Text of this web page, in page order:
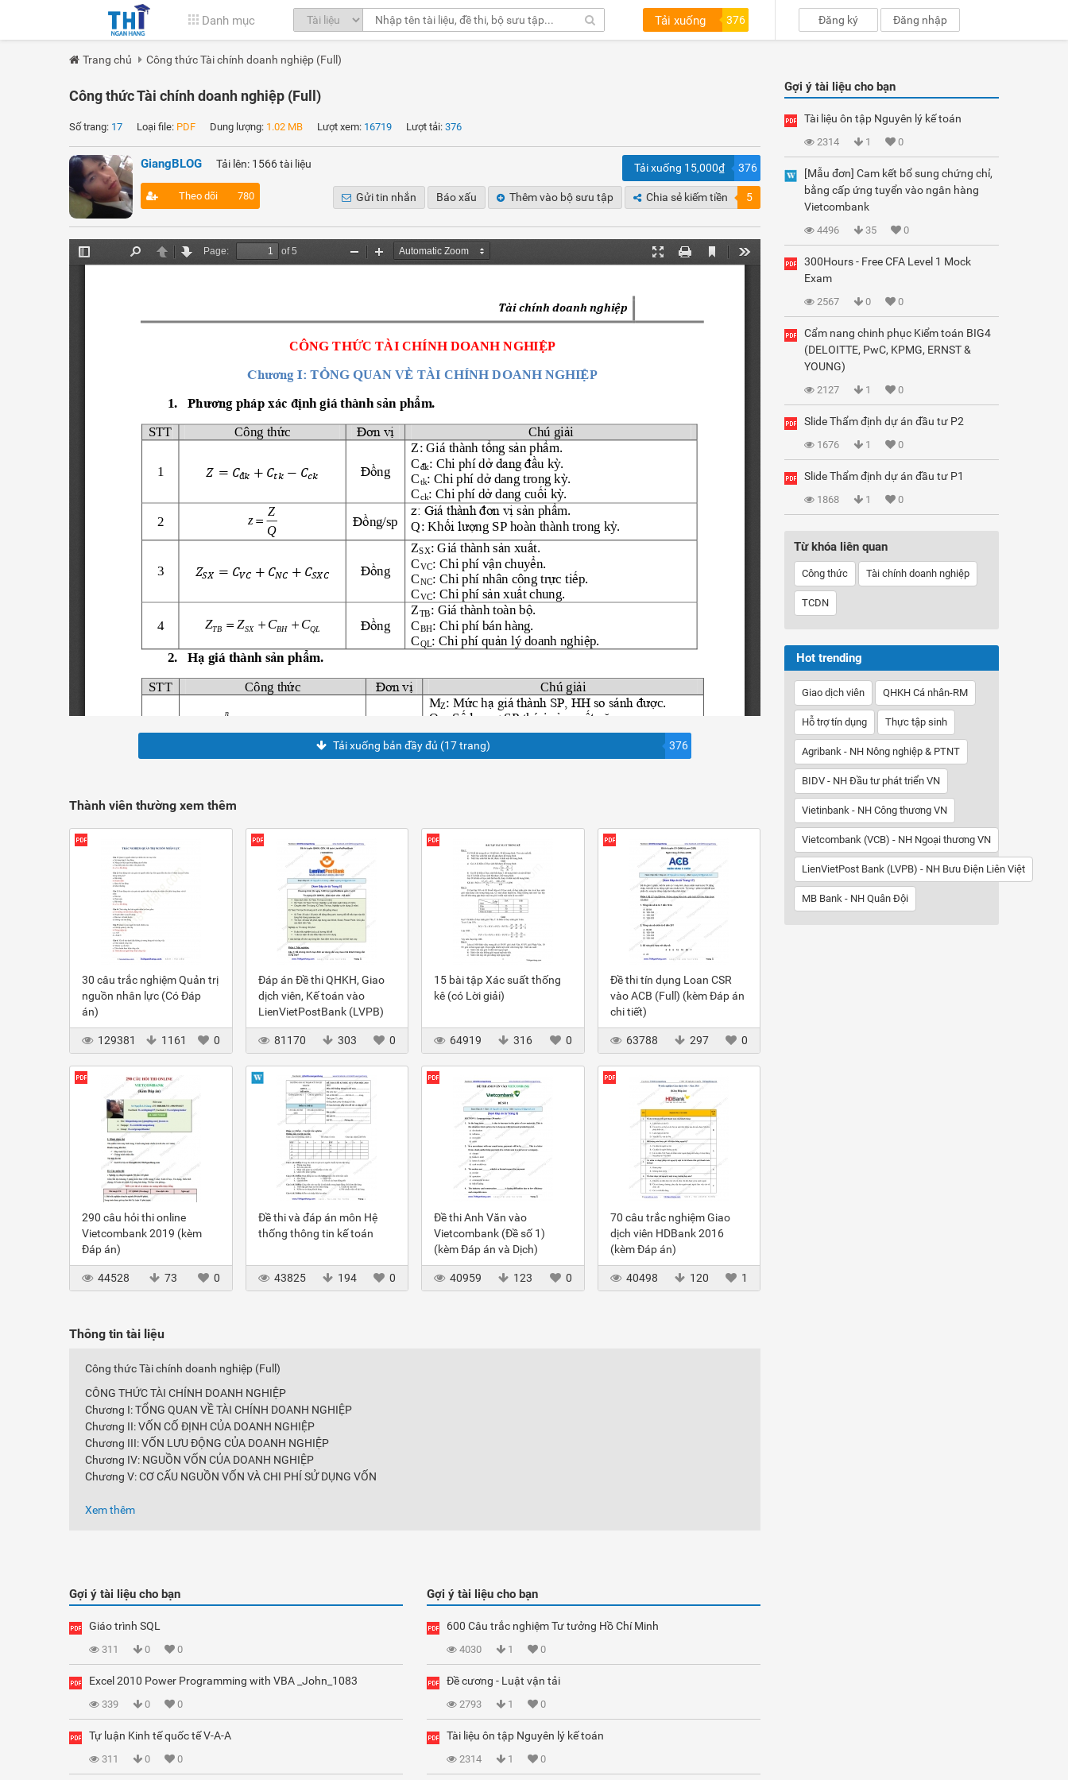
Danh mục Tải xuống 376 Đăng ký Đăng nhập
Trang chủ Công thức Tài chính doanh nghiệp (Full)
Công thức Tài chính doanh nghiệp (Full)
Số trang: 17 Loại file: PDF Dung lượng: 1.02 MB Lượt xem: 16719 Lượt tải: 376
GiangBLOG Tải lên: 1566 tài liệu
Theo dõi 780
Tải xuống 15,000₫ 376
Gửi tin nhắn Báo xấu Thêm vào bộ sưu tập Chia sẻ kiếm tiền 5
Tải xuống bản đầy đủ (17 trang) 376
Thành viên thường xem thêm
30 câu trắc nghiệm Quản trị
nguồn nhân lực (Có Đáp
án)
129381 1161 0
Đáp án Đề thi QHKH, Giao
dịch viên, Kế toán vào
LienVietPostBank (LVPB)
2012
81170
303 0
15 bài tập Xác suất thống
kê (có Lời giải)
64919 316 0
Đề thi tín dụng Loan CSR
vào ACB (Full) (kèm Đáp án
chi tiết)
63788 297 0
290 câu hỏi thi online
Vietcombank 2019 (kèm
Đáp án)
44528 73 0
Đề thi và đáp án môn Hệ
thống thông tin kế toán
43825 194 0
Đề thi Anh Văn vào
Vietcombank (Đề số 1)
(kèm Đáp án và Dịch)
40959 123 0
70 câu trắc nghiệm Giao
dịch viên HDBank 2016
(kèm Đáp án)
40498 120 1
Thông tin tài liệu
Công thức Tài chính doanh nghiệp (Full)
CÔNG THỨC TÀI CHÍNH DOANH NGHIỆP
Chương I: TỔNG QUAN VỀ TÀI CHÍNH DOANH NGHIỆP
Chương II: VỐN CỐ ĐỊNH CỦA DOANH NGHIỆP
Chương III: VỐN LƯU ĐỘNG CỦA DOANH NGHIỆP
Chương IV: NGUỒN VỐN CỦA DOANH NGHIỆP
Chương V: CƠ CẤU NGUỒN VỐN VÀ CHI PHÍ SỬ DỤNG VỐN
Xem thêm
Gợi ý tài liệu cho bạn
Giáo trình SQL
311 0 0
Excel 2010 Power Programming with VBA _John_1083
339 0 0
Tự luận Kinh tế quốc tế V-A-A
311 0 0
Gợi ý tài liệu cho bạn
600 Câu trắc nghiệm Tư tưởng Hồ Chí Minh
4030 1 0
Đề cương - Luật vận tải
2793 1 0
Tài liệu ôn tập Nguyên lý kế toán
2314 1 0
Gợi ý tài liệu cho bạn
Tài liệu ôn tập Nguyên lý kế toán
2314 1 0
[Mẫu đơn] Cam kết bổ sung chứng chỉ,
bằng cấp ứng tuyển vào ngân hàng
Vietcombank
4496 35 0
300Hours - Free CFA Level 1 Mock
Exam
2567 0 0
Cẩm nang chinh phục Kiểm toán BIG4
(DELOITTE, PwC, KPMG, ERNST &
YOUNG)
2127 1 0
Slide Thẩm định dự án đầu tư P2
1676 1 0
Slide Thẩm định dự án đầu tư P1
1868 1 0
Từ khóa liên quan
Công thức Tài chính doanh nghiệp
TCDN
Hot trending
Giao dịch viên QHKH Cá nhân-RM
Hỗ trợ tín dụng Thực tập sinh
Agribank - NH Nông nghiệp & PTNT
BIDV - NH Đầu tư phát triển VN
Vietinbank - NH Công thương VN
Vietcombank (VCB) - NH Ngoại thương VN
LienVietPost Bank (LVPB) - NH Bưu Điện Liên Việt
MB Bank - NH Quân Đội